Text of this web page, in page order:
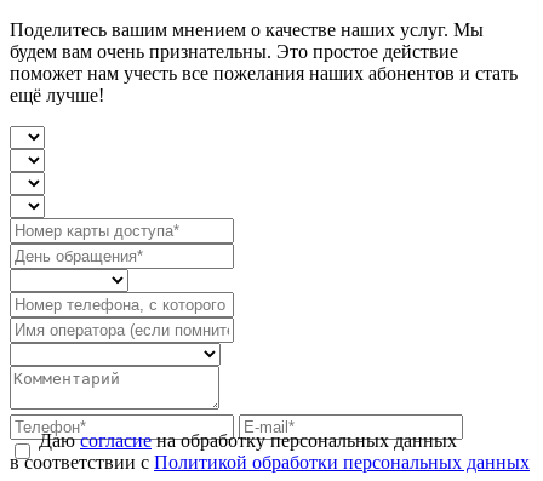
Поделитесь вашим мнением о качестве наших услуг. Мы
будем вам очень признательны. Это простое действие
поможет нам учесть все пожелания наших абонентов и стать
ещё лучше!
Даюсогласиена обработку персональных данных
в соответствии с Политикой обработки персональных данных